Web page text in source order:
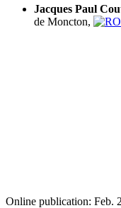
Jacques Paul
de Moncton,
Online publication: Feb.